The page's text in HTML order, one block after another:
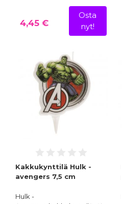
4,45 €
Osta
nyt!
Kakkukynttilä Hulk -
avengers 7,5 cm
Hulk -